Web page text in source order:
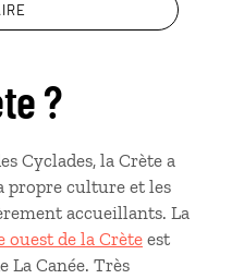
?
Cyclades, la Crète a
propre culture et les
accueillants. La
ouest de la Crète est
La Canée. Très